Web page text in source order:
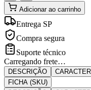
Adicionar ao carrinho
Entrega SP
Compra segura
Suporte técnico
Carregando frete…
DESCRIÇÃO
FICHA (SKU)